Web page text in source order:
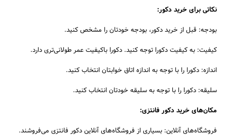
نکاتی برای خرید دکور:
بودجه: قبل از خرید دکور، بودجه خودتان را مشخص کنید.
کیفیت: به کیفیت دکورا توجه کنید. دکورا باکیفیت عمر طولانی‌تری دارد.
اندازه: دکورا را با توجه به اندازه اتاق خوابتان انتخاب کنید.
سلیقه: دکورا را با توجه به سلیقه خودتان انتخاب کنید.
مکان‌های خرید دکور فانتزی:
فروشگاه‌های آنلاین: بسیاری از فروشگاه‌های آنلاین دکور فانتزی می‌فروشند.